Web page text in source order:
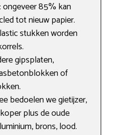
ongeveer 85% kan
tot nieuw papier.
stukken worden
gipsplaten,
of
bedoelen we gietijzer,
plus de oude
brons, lood.